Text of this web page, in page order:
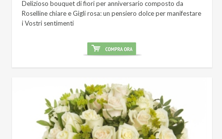
Delizioso bouquet di fiori per anniversario composto da
Roselline chiare e Gigli rosa: un pensiero dolce per manifestare
i Vostri sentimenti